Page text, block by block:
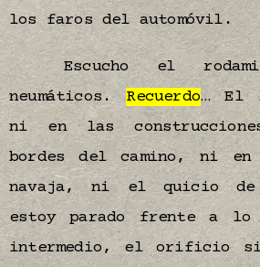
los faros del automóvil.
Escucho el
neumáticos.Recuerdo… El
ni en las
bordes del camino, ni
navaja, ni el quicio
estoy parado frente a
intermedio, el orificio